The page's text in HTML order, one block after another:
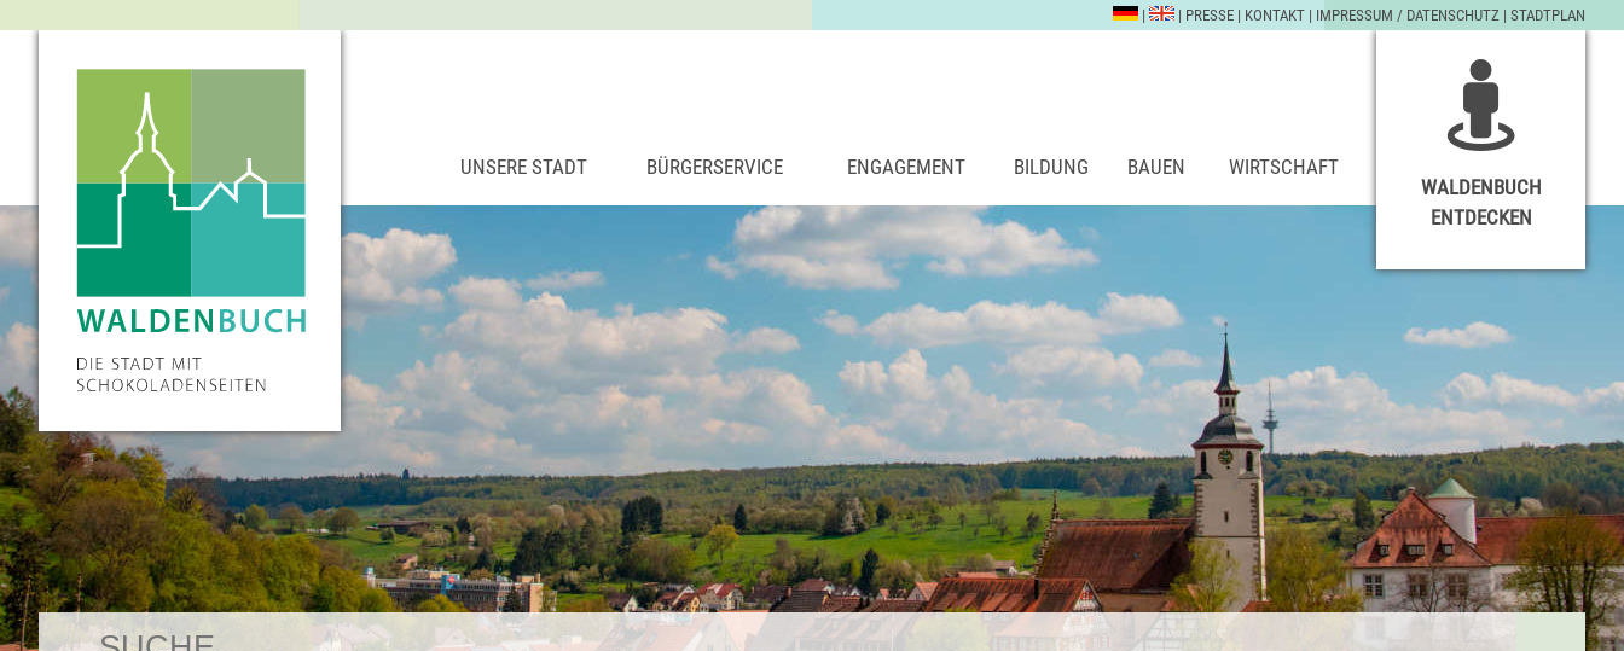
| | PRESSE | KONTAKT | IMPRESSUM / DATENSCHUTZ | STADTPLAN
UNSERE STADT BÜRGERSERVICE ENGAGEMENT BILDUNG BAUEN
WIRTSCHAFT
WALDENBUCH
ENTDECKEN